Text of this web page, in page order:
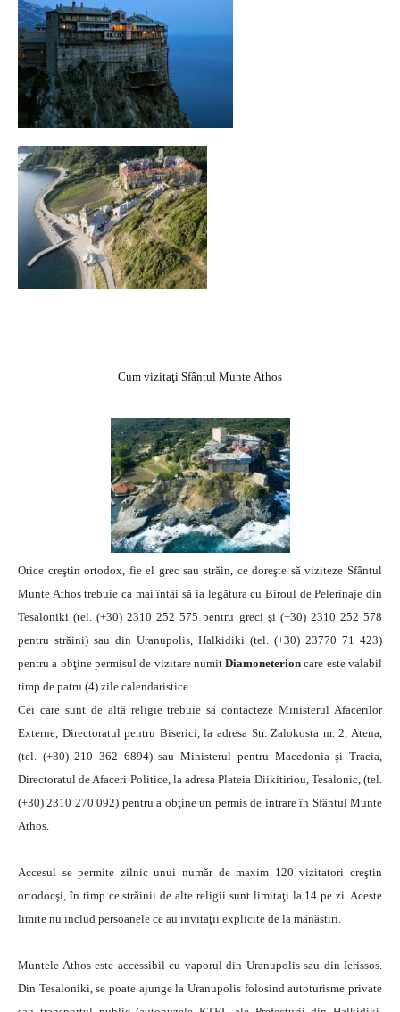
Cum vizitaţi Sfântul Munte Athos
Orice creştin ortodox, fie el grec sau străin, ce doreşte să viziteze Sfântul
Munte Athos trebuie ca mai întâi să ia legătura cu Biroul de Pelerinaje din
Tesaloniki (tel. (+30) 2310 252 575 pentru greci şi (+30) 2310 252 578
pentru străini) sau din Uranupolis, Halkidiki (tel. (+30) 23770 71 423)
pentru a obţine permisul de vizitare numitDiamoneterion care este valabil
timp de patru (4) zile calendaristice.
Cei care sunt de altă religie trebuie să contacteze Ministerul Afacerilor
Externe, Directoratul pentru Biserici, la adresa Str. Zalokosta nr. 2, Atena,
(tel. (+30) 210 362 6894) sau Ministerul pentru Macedonia şi Tracia,
Directoratul de Afaceri Politice, la adresa Plateia Diikitiriou, Tesalonic, (tel.
(+30) 2310 270 092) pentru a obţine un permis de intrare în Sfântul Munte
Athos.
Accesul se permite zilnic unui număr de maxim 120 vizitatori creştin
ortodocşi, în timp ce străinii de alte religii sunt limitaţi la 14 pe zi. Aceste
limite nu includ persoanele ce au invitaţii explicite de la mănăstiri.
Muntele Athos este accessibil cu vaporul din Uranupolis sau din Ierissos.
Din Tesaloniki, se poate ajunge la Uranupolis folosind autoturisme private